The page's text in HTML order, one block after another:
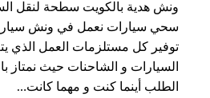
ونش هدية بالكويت سطحة لنقل
سحي سيارات نعمل في ونش
توفير كل مستلزمات العمل الذي
السيارات و الشاحنات حيث نمتاز
الطلب أينما كنت و مهما كانت…